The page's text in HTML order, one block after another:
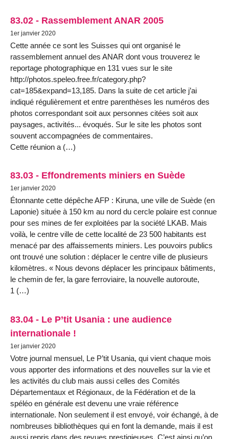
83.02 - Rassemblement ANAR 2005
1er janvier 2020
Cette année ce sont les Suisses qui ont organisé le
rassemblement annuel des ANAR dont vous trouverez le
reportage photographique en 131 vues sur le site
http://photos.speleo.free.fr/category.php?
cat=185&expand=13,185. Dans la suite de cet article j’ai
indiqué régulièrement et entre parenthèses les numéros des
photos correspondant soit aux personnes citées soit aux
paysages, activités... évoqués. Sur le site les photos sont
souvent accompagnées de commentaires.
Cette réunion a (…)
83.03 - Effondrements miniers en Suède
1er janvier 2020
Étonnante cette dépêche AFP : Kiruna, une ville de Suède (en
Laponie) située à 150 km au nord du cercle polaire est connue
pour ses mines de fer exploitées par la société LKAB. Mais
voilà, le centre ville de cette localité de 23 500 habitants est
menacé par des affaissements miniers. Les pouvoirs publics
ont trouvé une solution : déplacer le centre ville de plusieurs
kilomètres. « Nous devons déplacer les principaux bâtiments,
le chemin de fer, la gare ferroviaire, la nouvelle autoroute,
1 (…)
83.04 - Le P’tit Usania : une audience
internationale !
1er janvier 2020
Votre journal mensuel, Le P’tit Usania, qui vient chaque mois
vous apporter des informations et des nouvelles sur la vie et
les activités du club mais aussi celles des Comités
Départementaux et Régionaux, de la Fédération et de la
spéléo en générale est devenu une vraie référence
internationale. Non seulement il est envoyé, voir échangé, à de
nombreuses bibliothèques qui en font la demande, mais il est
aussi repris dans des revues prestigieuses. C’est ainsi qu’on